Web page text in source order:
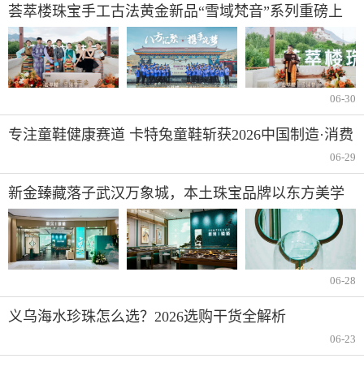
荟萃楼珠宝手工古法黄金新品“雪域梵音”系列重磅上
市
06-30
专注童鞋健康赛道 卡特兔童鞋斩获2026中国制造·消费
06-29
新金臻藏落子武汉万象城，本土珠宝品牌以东方美学
再启高端新章
06-28
义乌海水珍珠怎么选？2026选购干货全解析
06-23